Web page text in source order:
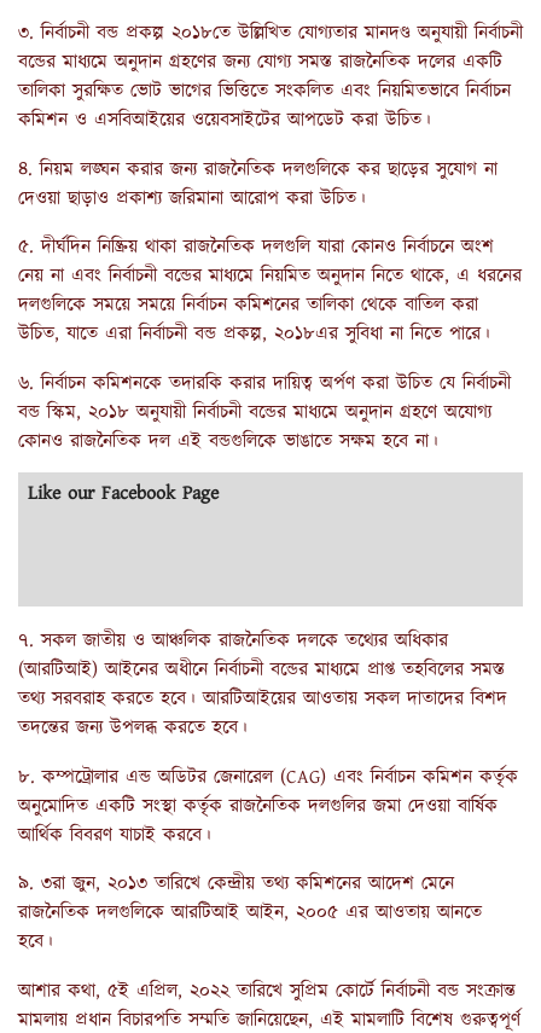
৩. নির্বাচনী বন্ড প্রকল্প ২০১৮তে উল্লিখিত যোগ্যতার মানদণ্ড অনুযায়ী নির্বাচনী
বন্ডের মাধ্যমে অনুদান গ্রহণের জন্য যোগ্য সমস্ত রাজনৈতিক দলের একটি
তালিকা সুরক্ষিত ভোট ভাগের ভিত্তিতে সংকলিত এবং নিয়মিতভাবে নির্বাচন
কমিশন ও এসবিআইয়ের ওয়েবসাইটের আপডেট করা উচিত।
৪. নিয়ম লঙ্ঘন করার জন্য রাজনৈতিক দলগুলিকে কর ছাড়ের সুযোগ না
দেওয়া ছাড়াও প্রকাশ্য জরিমানা আরোপ করা উচিত।
৫. দীর্ঘদিন নিষ্ক্রিয় থাকা রাজনৈতিক দলগুলি যারা কোনও নির্বাচনে অংশ
নেয় না এবং নির্বাচনী বন্ডের মাধ্যমে নিয়মিত অনুদান নিতে থাকে, এ ধরনের
দলগুলিকে সময়ে সময়ে নির্বাচন কমিশনের তালিকা থেকে বাতিল করা
উচিত, যাতে এরা নির্বাচনী বন্ড প্রকল্প, ২০১৮এর সুবিধা না নিতে পারে।
৬. নির্বাচন কমিশনকে তদারকি করার দায়িত্ব অর্পণ করা উচিত যে নির্বাচনী
বন্ড স্কিম, ২০১৮ অনুযায়ী নির্বাচনী বন্ডের মাধ্যমে অনুদান গ্রহণে অযোগ্য
কোনও রাজনৈতিক দল এই বন্ডগুলিকে ভাঙাতে সক্ষম হবে না।
Like our Facebook Page
৭. সকল জাতীয় ও আঞ্চলিক রাজনৈতিক দলকে তথ্যের অধিকার
(আরটিআই) আইনের অধীনে নির্বাচনী বন্ডের মাধ্যমে প্রাপ্ত তহবিলের সমস্ত
তথ্য সরবরাহ করতে হবে। আরটিআইয়ের আওতায় সকল দাতাদের বিশদ
তদন্তের জন্য উপলব্ধ করতে হবে।
৮. কম্পট্রোলার এন্ড অডিটর জেনারেল (CAG) এবং নির্বাচন কমিশন কর্তৃক
অনুমোদিত একটি সংস্থা কর্তৃক রাজনৈতিক দলগুলির জমা দেওয়া বার্ষিক
আর্থিক বিবরণ যাচাই করবে।
৯. ৩রা জুন, ২০১৩ তারিখে কেন্দ্রীয় তথ্য কমিশনের আদেশ মেনে
রাজনৈতিক দলগুলিকে আরটিআই আইন, ২০০৫ এর আওতায় আনতে
হবে।
আশার কথা, ৫ই এপ্রিল, ২০২২ তারিখে সুপ্রিম কোর্টে নির্বাচনী বন্ড সংক্রান্ত
মামলায় প্রধান বিচারপতি সম্মতি জানিয়েছেন, এই মামলাটি বিশেষ গুরুত্বপূর্ণ